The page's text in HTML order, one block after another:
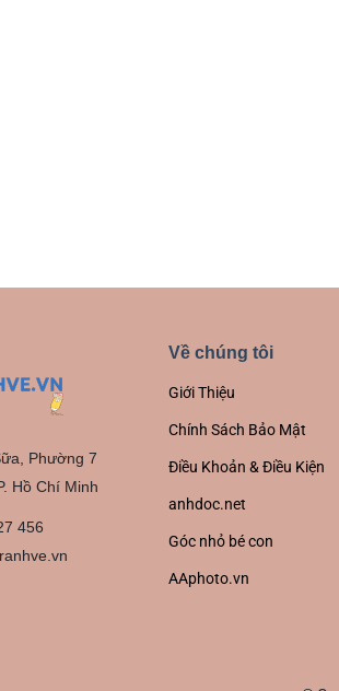
Phường 7
Hồ Chí Minh
456
Về chúng tôi
Giới Thiệu
Chính Sách Bảo Mật
Điều Khoản & Điều Kiện
anhdoc.net
Góc nhỏ bé con
AAphoto.vn